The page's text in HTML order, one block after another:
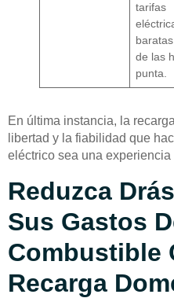
tarifas
de las
punta.
En última instancia, la
libertad y la fiabilidad que
eléctrico sea una experiencia
Reduzca
Sus Gastos
Combustible
Recarga